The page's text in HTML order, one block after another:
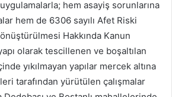
uygulamalarla; hem asayiş sorunlarına
hem de 6306 sayılı Afet Riski
Hakkında Kanun
olarak tescillenen ve boşaltılan
yıkılmayan yapılar mercek altına
tarafından yürütülen çalışmalar